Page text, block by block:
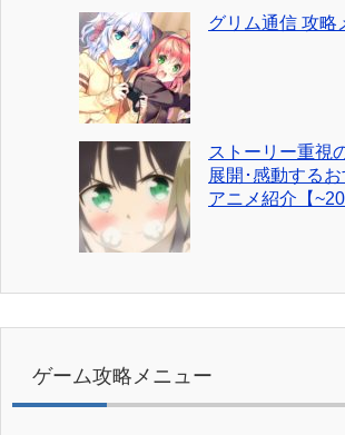
グリム通信 攻略
ストーリー重視
展開･感動する
アニメ紹介【
ゲーム攻略メニュー